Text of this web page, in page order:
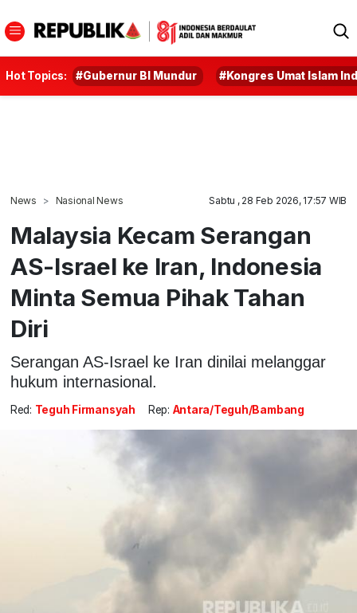
Hot Topics: #Gubernur BI Mundur #Kongres Umat Islam
News Nasional News Sabtu , 28 Feb 2026, 17:57 WIB
Malaysia Kecam Serangan
AS-Israel ke Iran, Indonesia
Minta Semua Pihak Tahan
Diri
Serangan AS-Israel ke Iran dinilai melanggar
hukum internasional.
Red: Teguh Firmansyah Rep: Antara/Teguh/Bambang